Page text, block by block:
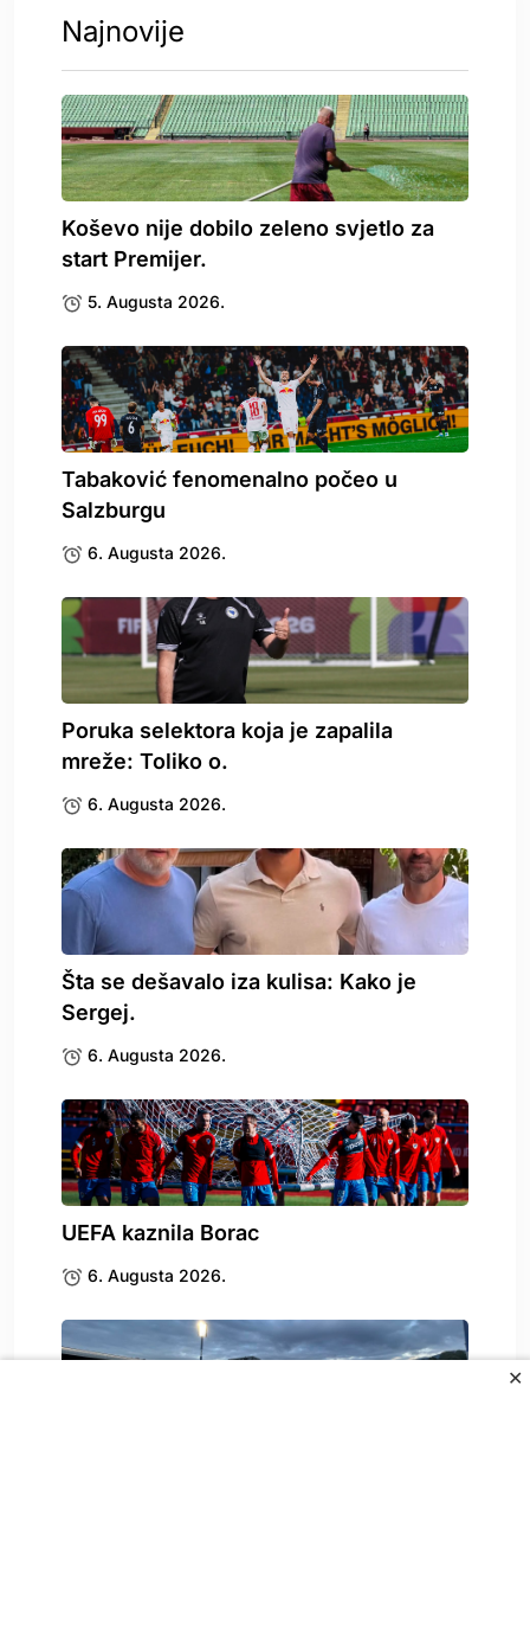
✕
Najnovije
Koševo nije dobilo zeleno svjetlo za
start Premijer.
5. Augusta 2026.
Tabaković fenomenalno počeo u
Salzburgu
6. Augusta 2026.
Poruka selektora koja je zapalila
mreže: Toliko o.
6. Augusta 2026.
Šta se dešavalo iza kulisa: Kako je
Sergej.
6. Augusta 2026.
UEFA kaznila Borac
6. Augusta 2026.